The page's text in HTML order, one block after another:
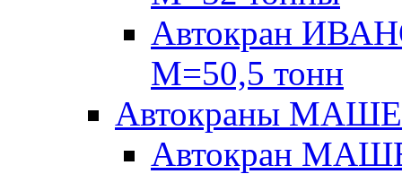
Автокран
М=50,5 тонн
Автокраны
Автокран